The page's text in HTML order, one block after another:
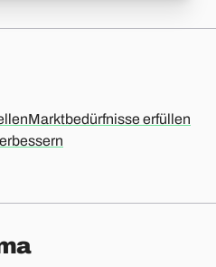
Marktbedürfnisse erfüllen